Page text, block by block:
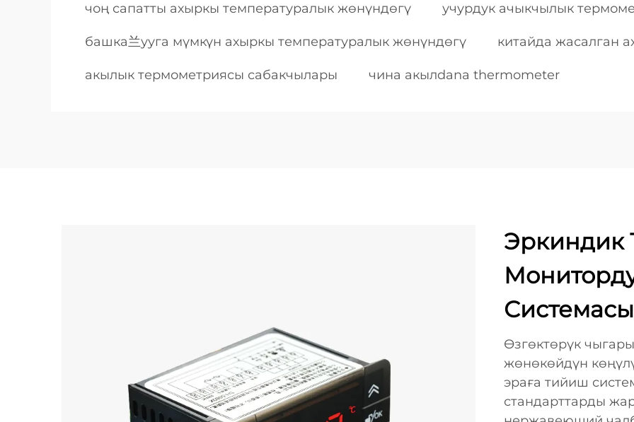
чоң сапатты ахыркы температуралык жөнүндөгү учурдук ачыкчылык
башка兰ууга мүмкүн ахыркы температуралык жөнүндөгү китайда жасалган
акылык термометриясы сабакчылары чина акылdana thermometer
Эркиндик
Системасы
Өзгөктөрүк
жөнөкөйдүн
эраға тийиш
стандарттарды